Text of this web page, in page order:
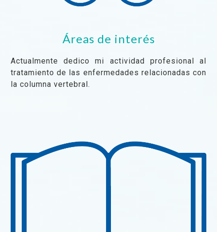
Áreas de interés
Actualmente dedico mi actividad profesional al
tratamiento de las enfermedades relacionadas con
la columna vertebral.